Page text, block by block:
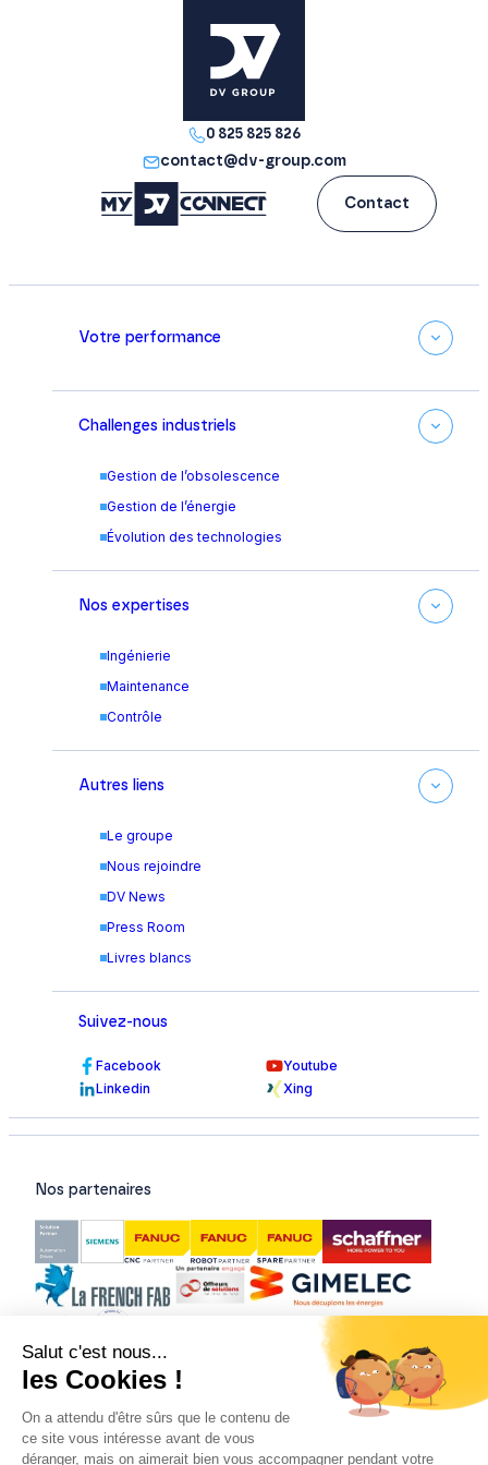
0 825 825 826
contact@dv-group.com
Contact
Votre performance
Challenges industriels
Gestion de l’obsolescence
Gestion de l’énergie
Évolution des technologies
Nos expertises
Ingénierie
Maintenance
Contrôle
Autres liens
Le groupe
Nous rejoindre
DV News
Press Room
Livres blancs
Suivez-nous
Facebook
Youtube
Linkedin
Xing
Nos partenaires
Nos certifications